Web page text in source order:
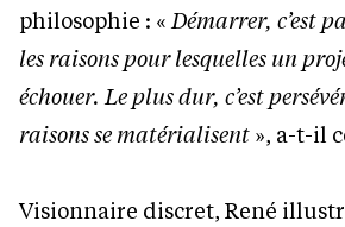
philosophie : «Démarrer, c’est
les raisons pour lesquelles un
échouer. Le plus dur, c’est
raisons se matérialisent », a-t-il
Visionnaire discret, René